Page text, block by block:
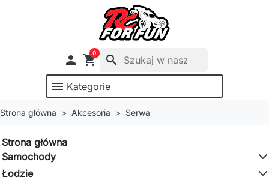
 shopping_cart
0
search
menu Kategorie
Strona główna Akcesoria Serwa
Strona główna
Samochody
Łodzie